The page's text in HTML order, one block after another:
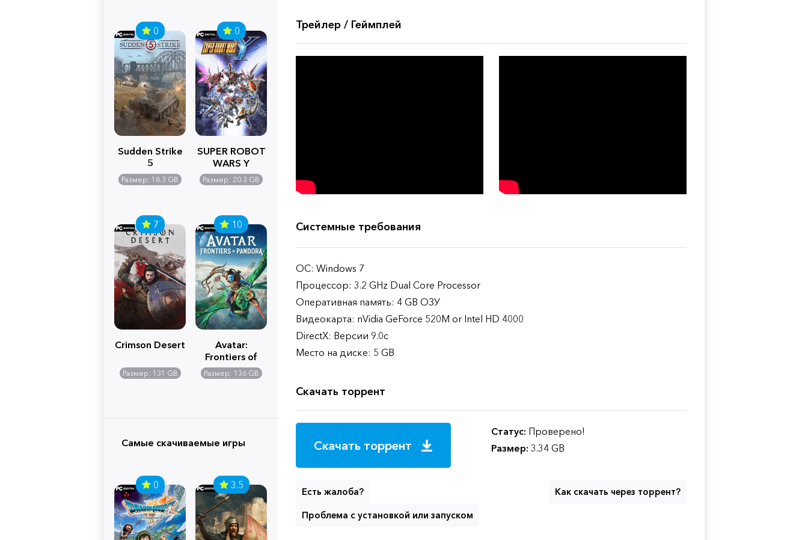
0
Sudden Strike
5
Размер: 18.3 GB
0
SUPER ROBOT
WARS Y
Размер: 20.3 GB
7
Crimson Desert
Размер: 131 GB
10
Avatar:
Frontiers of
Pandora
Размер: 136 GB
Самые скачиваемые игры
0 3.5
Трейлер / Геймплей
Системные требования
ОС: Windows 7
Процессор: 3.2 GHz Dual Core Processor
Оперативная память: 4 GB ОЗУ
Видеокарта: nVidia GeForce 520M or Intel HD 4000
DirectX: Версии 9.0c
Место на диске: 5 GB
Скачать торрент
Скачать торрент
Статус: Проверено!
Размер: 3.34 GB
Есть жалоба? Как скачать через торрент?
Проблема с установкой или запуском